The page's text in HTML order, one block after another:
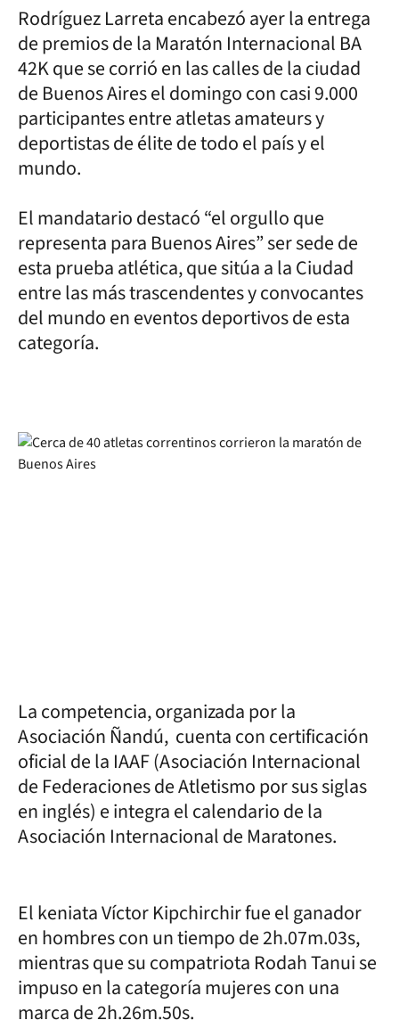
Rodríguez Larreta encabezó ayer la entrega
de premios de la Maratón Internacional BA
42K que se corrió en las calles de la ciudad
de Buenos Aires el domingo con casi 9.000
participantes entre atletas amateurs y
deportistas de élite de todo el país y el
mundo.
El mandatario destacó “el orgullo que
representa para Buenos Aires” ser sede de
esta prueba atlética, que sitúa a la Ciudad
entre las más trascendentes y convocantes
del mundo en eventos deportivos de esta
categoría.
La competencia, organizada por la
Asociación Ñandú, cuenta con certificación
oficial de la IAAF (Asociación Internacional
de Federaciones de Atletismo por sus siglas
en inglés) e integra el calendario de la
Asociación Internacional de Maratones.
El keniata Víctor Kipchirchir fue el ganador
en hombres con un tiempo de 2h.07m.03s,
mientras que su compatriota Rodah Tanui se
impuso en la categoría mujeres con una
marca de 2h.26m.50s.